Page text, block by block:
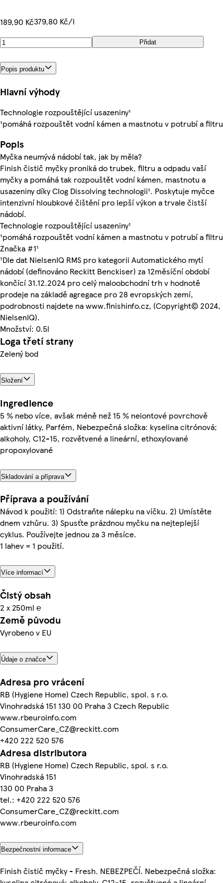
189,90 Kč379,80 Kč/l
Přidat
Popis produktu
Hlavní výhody
Technologie rozpouštějící usazeniny¹
¹pomáhá rozpouštět vodní kámen a mastnotu v potrubí a filtru
Popis
Myčka neumývá nádobí tak, jak by měla?
Finish čistič myčky proniká do trubek, filtru a odpadu vaší
myčky a pomáhá tak rozpouštět vodní kámen, mastnotu a
usazeniny díky Clog Dissolving technologii¹. Poskytuje myčce
intenzivní hloubkové čištění pro lepší výkon a trvale čistší
nádobí.
Technologie rozpouštějící usazeniny¹
¹pomáhá rozpouštět vodní kámen a mastnotu v potrubí a filtru
Značka #1¹
¹Dle dat NielsenIQ RMS pro kategorii Automatického mytí
nádobí (definováno Reckitt Benckiser) za 12měsíční období
končící 31.12.2024 pro celý maloobchodní trh v hodnotě
prodeje na základě agregace pro 28 evropských zemí,
podrobnosti najdete na www.finishinfo.cz, (Copyright© 2024,
NielsenIQ).
Množství: 0.5l
Loga třetí strany
Zelený bod
Složení
Ingredience
5 % nebo více, avšak méně než 15 % neiontové povrchově
aktivní látky, Parfém, Nebezpečná složka: kyselina citrónová;
alkoholy, C12-15, rozvětvené a lineární, ethoxylované
propoxylované
Skladování a příprava
Příprava a používání
Návod k použití: 1) Odstraňte nálepku na víčku. 2) Umístěte
dnem vzhůru. 3) Spusťte prázdnou myčku na nejteplejší
cyklus. Používejte jednou za 3 měsíce.
1 lahev = 1 použití.
Více informací
Čistý obsah
2 x 250ml ℮
Země původu
Vyrobeno v EU
Údaje o značce
Adresa pro vrácení
RB (Hygiene Home) Czech Republic, spol. s r.o.
Vinohradská 151 130 00 Praha 3 Czech Republic
www.rbeuroinfo.com
ConsumerCare_CZ@reckitt.com
+420 222 520 576
Adresa distributora
RB (Hygiene Home) Czech Republic, spol. s r.o.
Vinohradská 151
130 00 Praha 3
tel.: +420 222 520 576
ConsumerCare_CZ@reckitt.com
www.rbeuroinfo.com
Bezpečnostní informace
Finish čistič myčky - Fresh. NEBEZPEČÍ. Nebezpečná složka: